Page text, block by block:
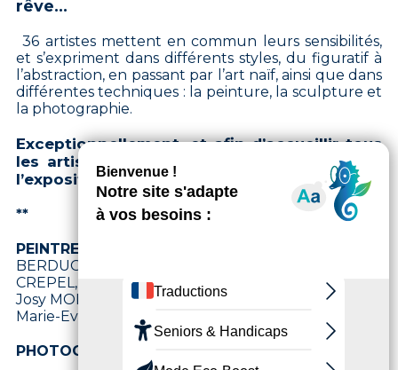
rêve…
36 artistes mettent en commun leurs sensibilités,
et s’expriment dans différents styles, du figuratif à
l’abstraction, en passant par l’art naïf, ainsi que dans
différentes techniques : la peinture, la sculpture et
la photographie.
Exceptionnellement, et afin d’accueillir tous
les artistes dans des conditions optimales,
l’exposition est divisée en deux temps.
**
PEINTRES |
BERDUGO, CHUR, Joëlle DUBOIS, Neumi DUDAS-
CREPEL, Nathalie LAMBEAUX, Nicole MANCUSO,
Josy MOREAU-PETER, Salima OUARI, Elise PACITTI,
Marie-Eve PIEL, Karine WAGENER.
PHOTOGRAPHE |